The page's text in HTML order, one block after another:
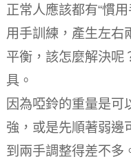
正常人應該都有“慣
用手訓練，產生左右
平衡，該怎麼解決呢
具。
因為啞鈴的重量是可
強，或是先順著弱邊
到兩手調整得差不多